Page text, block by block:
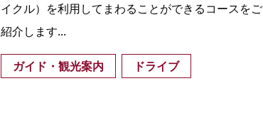
イクル）を利用してまわることができるコースをご
紹介します...
ガイド・観光案内 ドライブ